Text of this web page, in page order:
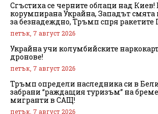
Сгъстиха се черните облаци над Киев!
корумпирана Украйна, Западът смята
за безнадеждно, Тръмп спря ракетите
петък, 7 август 2026
Украйна учи колумбийските
дронове!
петък, 7 август 2026
Тръмп определи наследника си в
забрани “раждащия туризъм” на
мигранти в САЩ!
петък, 7 август 2026